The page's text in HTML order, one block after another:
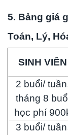
5. Bảng giá
Toán, Lý,
SINH VIÊN
2 buổi/
tháng 8
học phí
3 buổi/